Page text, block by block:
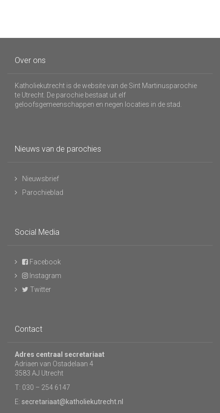
Over ons
Katholiekutrecht is de website van de Sint Martinusparochie
te Utrecht. De parochie bestaat uit elf
geloofsgemeenschappen en negen locaties in de stad.
Nieuws van de parochies
Nieuwsbrief
Parochieblad
Social Media
Facebook
Instagram
Twitter
Contact
Adres centraal secretariaat
Adriaen van Ostadelaan 4
3583 AJ Utrecht
T: 030 – 254 6147
E: secretariaat@katholiekutrecht.nl